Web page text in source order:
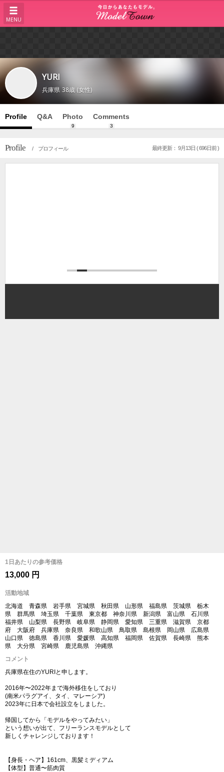
MENU
YURI
兵庫県 38歳 (女性)
Profile Q&A Photo
9
Comments
3
Profile / プロフィール 最終更新： 9月13日 ( 696日前 )
1日あたりの参考価格
13,000 円
活動地域
北海道 青森県 岩手県 宮城県 秋田県 山形県 福島県 茨城県 栃木
県 群馬県 埼玉県 千葉県 東京都 神奈川県 新潟県 富山県 石川県
福井県 山梨県 長野県 岐阜県 静岡県 愛知県 三重県 滋賀県 京都
府 大阪府 兵庫県 奈良県 和歌山県 鳥取県 島根県 岡山県 広島県
山口県 徳島県 香川県 愛媛県 高知県 福岡県 佐賀県 長崎県 熊本
県 大分県 宮崎県 鹿児島県 沖縄県
コメント
兵庫県在住のYURIと申します。
2016年〜2022年まで海外移住をしており
(南米パラグアイ、タイ、マレーシア)
2023年に日本で会社設立をしました。
帰国してから「モデルをやってみたい」
という想いが出て、フリーランスモデルとして
新しくチャレンジしております！
【身長・ヘア】161cm、黒髪ミディアム
【体型】普通〜筋肉質